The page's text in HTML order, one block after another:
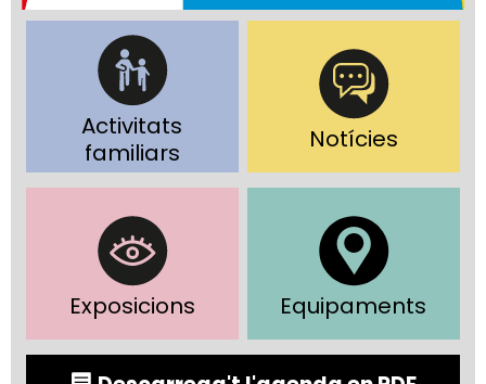
Activitats
familiars
Notícies
Exposicions Equipaments